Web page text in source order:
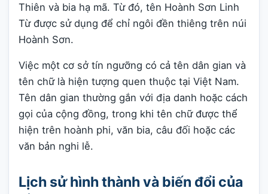
Thiên và bia hạ mã. Từ đó, tên Hoành Sơn Linh
Từ được sử dụng để chỉ ngôi đền thiêng trên núi
Hoành Sơn.
Việc một cơ sở tín ngưỡng có cả tên dân gian và
tên chữ là hiện tượng quen thuộc tại Việt Nam.
Tên dân gian thường gắn với địa danh hoặc cách
gọi của cộng đồng, trong khi tên chữ được thể
hiện trên hoành phi, văn bia, câu đối hoặc các
văn bản nghi lễ.
Lịch sử hình thành và biến đổi của